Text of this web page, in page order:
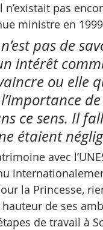
pas
ministre en
pas de
intérêt
ou elle
ce sens. Il
étaient
avec
la Princesse,
de ses
de travail à